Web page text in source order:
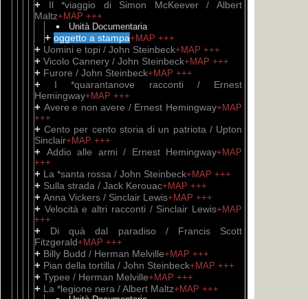
+
Il *viaggio di Simon McKeever / Albert
Maltz+MAP +++
Unità Documentaria
+ oggetto a stampa+MAP +++
+ Uomini e topi / John Steinbeck+MAP +++
+ Vicolo Cannery / John Steinbeck+MAP +++
+ Furore / John Steinbeck+MAP +++
+ I *quarantanove racconti / Ernest
Hemingway+MAP +++
+ Avere e non avere / Ernest Hemingway+MAP
+++
+Cento per cento storia di un patriota / Upton
Sinclair+MAP +++
+ Addio alle armi / Ernest Hemingway+MAP
+++
+ La *santa rossa / John Steinbeck+MAP +++
+ Sulla strada / Jack Kerouac+MAP +++
+ Anna Vickers / Sinclair Lewis+MAP +++
+ Velocità e altri racconti / Sinclair Lewis+MAP
+++
+ Di quà dal paradiso / Francis Scott
Fitzgerald+MAP +++
+ Billy Budd / Herman Melville+MAP +++
+ Pian della tortilla / John Steinbeck+MAP +++
+ Typee / Herman Melville+MAP +++
+ La *legione nera / Albert Maltz+MAP +++